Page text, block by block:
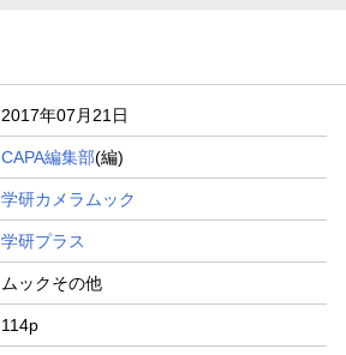
2017年07月21日
CAPA編集部(編)
学研カメラムック
学研プラス
ムックその他
114p